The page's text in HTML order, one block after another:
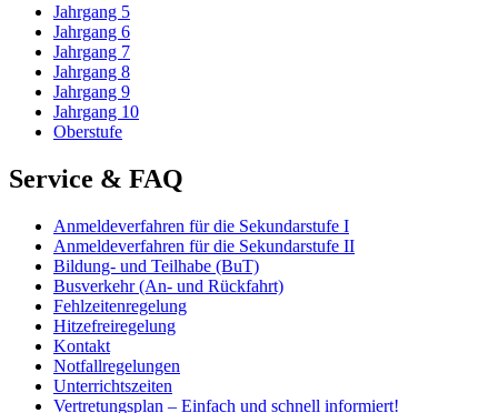
Jahrgang 5
Jahrgang 6
Jahrgang 7
Jahrgang 8
Jahrgang 9
Jahrgang 10
Oberstufe
Service & FAQ
Anmeldeverfahren für die Sekundarstufe I
Anmeldeverfahren für die Sekundarstufe II
Bildung- und Teilhabe (BuT)
Busverkehr (An- und Rückfahrt)
Fehlzeitenregelung
Hitzefreiregelung
Kontakt
Notfallregelungen
Unterrichtszeiten
Vertretungsplan – Einfach und schnell informiert!